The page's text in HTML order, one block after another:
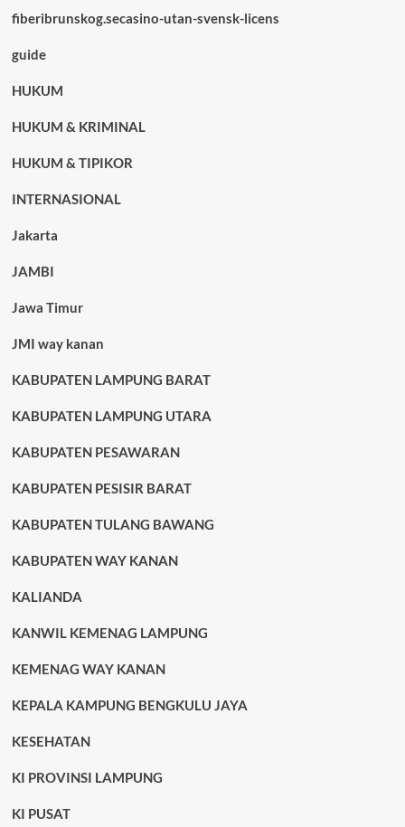
fiberibrunskog.secasino-utan-svensk-licens
guide
HUKUM
HUKUM & KRIMINAL
HUKUM & TIPIKOR
INTERNASIONAL
Jakarta
JAMBI
Jawa Timur
JMI way kanan
KABUPATEN LAMPUNG BARAT
KABUPATEN LAMPUNG UTARA
KABUPATEN PESAWARAN
KABUPATEN PESISIR BARAT
KABUPATEN TULANG BAWANG
KABUPATEN WAY KANAN
KALIANDA
KANWIL KEMENAG LAMPUNG
KEMENAG WAY KANAN
KEPALA KAMPUNG BENGKULU JAYA
KESEHATAN
KI PROVINSI LAMPUNG
KI PUSAT